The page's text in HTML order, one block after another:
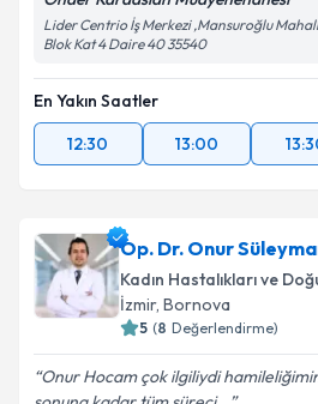
Lider Centrio İş Merkezi ,Mansuroğlu
Blok Kat 4 Daire 40 35540
En Yakın Saatler
12:30
13:00
Op. Dr. Onur
Kadın Hastalıkları ve
İzmir, Bornova
5 (8 Değerlendirme)
Onur Hocam çok ilgiliydi